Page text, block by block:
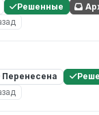
Решенные
Перенесена